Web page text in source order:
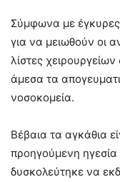
Σύμφωνα με
για να μειωθούν οι
λίστες
άμεσα τα
νοσοκομεία.
Βέβαια τα αγκάθια
προηγούμενη ηγεσία
δυσκολεύτηκε να